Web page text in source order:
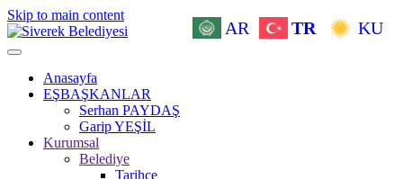
Skip to main content
Anasayfa
EŞBAŞKANLAR
Serhan PAYDAŞ
Garip YEŞİL
Kurumsal
Belediye
Tarihçe
AR TR KU